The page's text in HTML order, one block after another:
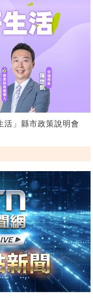
活」縣市政策說明會